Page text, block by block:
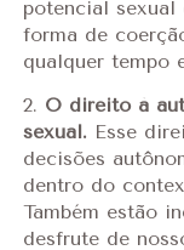
potencial
forma de
qualquer tempo
2. O direito à
sexual. Esse
decisões
dentro do
Também estão
desfrute de